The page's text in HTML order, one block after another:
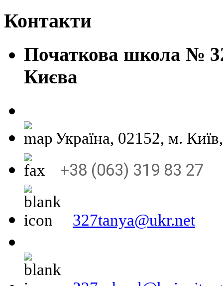
Контакти
Початкова школа №
Києва
Україна, 02152,
+38 (063) 319 83 27
327tanya@ukr.net